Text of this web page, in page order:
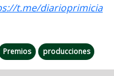
t.me/diarioprimicia
Premios producciones